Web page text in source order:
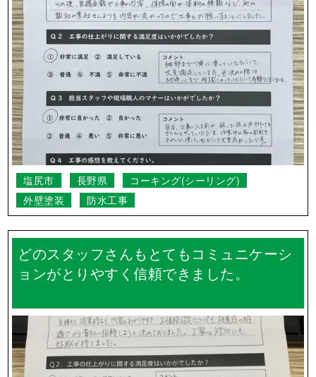
東御市 長野県 外壁塗装 屋根塗装
自分達の想像以上に皆さんからの反応も良
く嬉しく思っています。